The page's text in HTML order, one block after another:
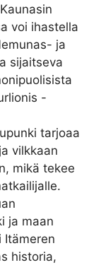
voi ihastella
ja
sijaitseva
-
tarjoaa
vilkkaan
mikä tekee
ja maan
Itämeren
historia,